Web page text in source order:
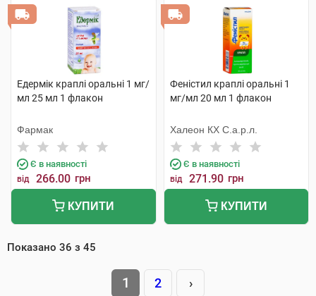
Едермік краплі оральні 1 мг/
мл 25 мл 1 флакон
Фармак
Є в наявності
від 266.00 грн
КУПИТИ
Феністил краплі оральні 1
мг/мл 20 мл 1 флакон
Халеон КХ С.а.р.л.
Є в наявності
від 271.90 грн
КУПИТИ
Показано 36 з 45
1 2 ›